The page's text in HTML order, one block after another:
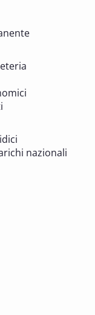
di
e Edilizia
nazionali